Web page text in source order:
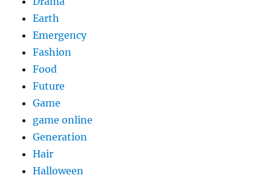
Earth
Emergency
Fashion
Food
Future
Game
game online
Generation
Hair
Halloween